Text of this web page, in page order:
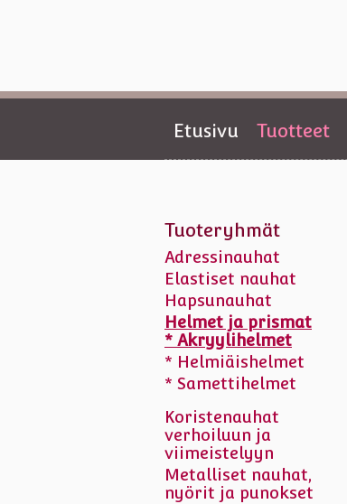
Etusivu Tuotteet
Tuoteryhmät
Adressinauhat
Elastiset nauhat
Hapsunauhat
Helmet ja prismat
* Akryylihelmet
* Helmiäishelmet
* Samettihelmet
Koristenauhat
verhoiluun ja
viimeistelyyn
Metalliset nauhat,
nyörit ja punokset